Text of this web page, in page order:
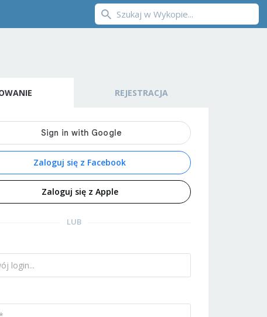
REJESTRACJA
Zaloguj się z Facebook
Zaloguj się z Apple
LUB